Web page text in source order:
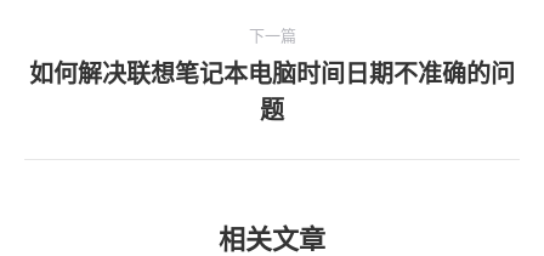
航
文
章：
下一篇
下
一
文
如何解决联想笔记本电脑时间日期不准确的问
题
相关文章